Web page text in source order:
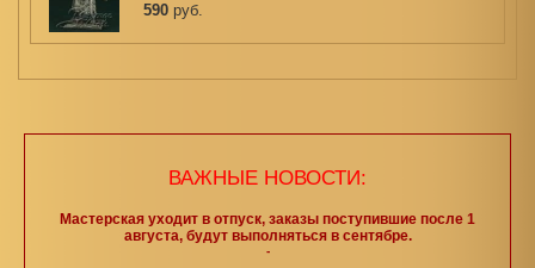
590 руб.
ВАЖНЫЕ НОВОСТИ:
Мастерская уходит в отпуск, заказы поступившие после 1
августа, будут выполняться в сентябре.
-